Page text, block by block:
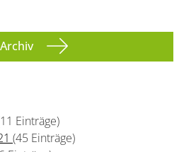
Einträge)
(45 Einträge)